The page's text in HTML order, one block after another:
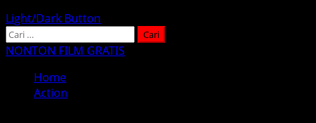
Light/Dark Button
Cari
untuk:
NONTON FILM GRATIS
Home
Action